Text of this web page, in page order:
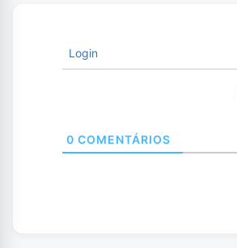
Login
0 COMENTÁRIOS